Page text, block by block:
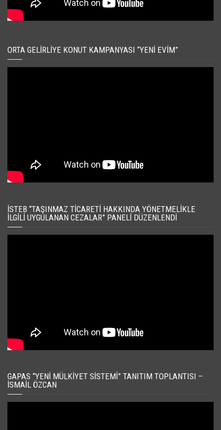
ORTA GELIRLIYE KONUT KAMPANYASI “YENI EVIM”
İSTEB “TAŞINMAZ TICARETI HAKKINDA YÖNETMELIKLE
İLGILI UYGULANAN CEZALAR” PANELI DÜZENLENDI
GAPAS “YENI MÜLKIYET SISTEMI” TANITIM TOPLANTISI –
İSMAIL ÖZCAN